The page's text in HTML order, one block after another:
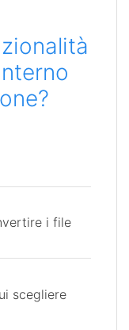
i file
scegliere